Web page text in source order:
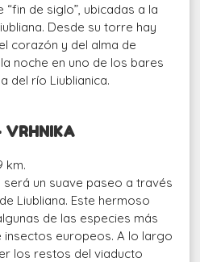
de siglo”, ubicadas a la
Desde su torre hay
corazón y del alma de
noche en uno de los bares
del río Liublianica.
VRHNIKA
km.
será un suave paseo a través
Liubliana. Este hermoso
de las especies más
insectos europeos. A lo largo
los restos del viaducto